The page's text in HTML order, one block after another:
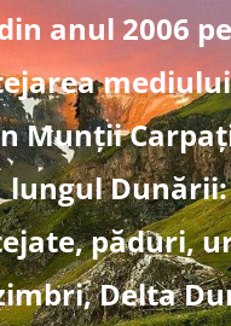
anul 2006
Munții
lungul
păduri,
Delta